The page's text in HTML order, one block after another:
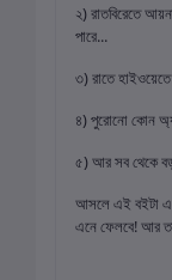
২) রাতবিরেতে
পারে...
৩) রাতে
৪) পুরোনো কোন
৫) আর সব থেকে
আসলে এই বইটা
এনে ফেলবে! আর